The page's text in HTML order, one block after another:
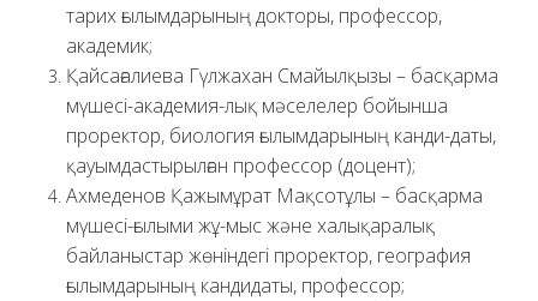
тарих ғылымдарының докторы, профессор,
академик;
Қайсағалиева Гүлжахан Смайылқызы – басқарма
мүшесі-академия-лық мәселелер бойынша
проректор, биология ғылымдарының канди-даты,
қауымдастырылған профессор (доцент);
Ахмеденов Қажымұрат Мақсотұлы – басқарма
мүшесі-ғылыми жұ-мыс және халықаралық
байланыстар жөніндегі проректор, география
ғылымдарының кандидаты, профессор;